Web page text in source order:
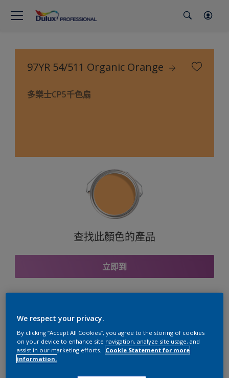
97YR 54/511 Organic Orange
多樂士CP5千色扇
查找此顏色的產品
立即到
與之協調的色彩組合
We respect your privacy.
By clicking “Accept All Cookies”, you agree to the storing of cookies
on your device to enhance site navigation, analyze site usage, and
assist in our marketing efforts.
Cookie Statement for more
information.